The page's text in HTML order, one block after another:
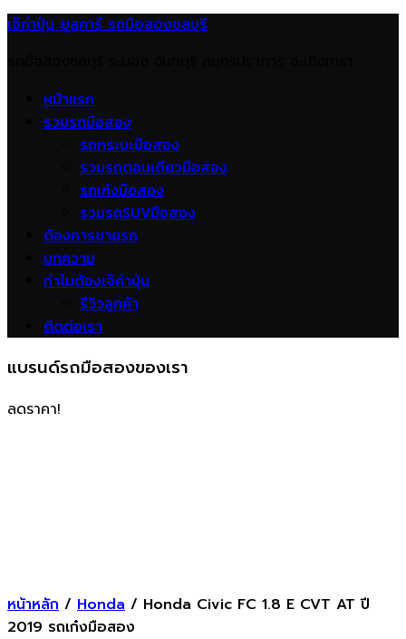
เจ๊คำปุ่น ยูสคาร์ รถมือสองชลบุรี
หน้าแรก
รวมรถมือสอง
รถกระบะมือสอง
รวมรถตอนเดียวมือสอง
รถเก๋งมือสอง
รวมรถSUVมือสอง
ต้องการขายรถ
บทความ
ทำไมต้องเจ๊คำปุ่น
รีวิวลูกค้า
ติดต่อเรา
แบรนด์รถมือสองของเรา
ลดราคา!
หน้าหลัก / Honda / Honda Civic FC 1.8 E CVT AT ปี
2019 รถเก๋งมือสอง